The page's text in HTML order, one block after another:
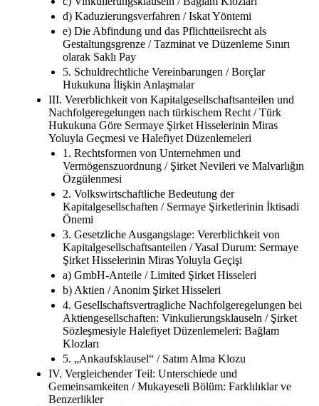
d) Kaduzierungsverfahren / Iskat Yöntemi
e) Die Abfindung und das Pflichtteilsrecht als
Gestaltungsgrenze / Tazminat ve Düzenleme Sınırı
olarak Saklı Pay
5. Schuldrechtliche Vereinbarungen / Borçlar
Hukukuna İlişkin Anlaşmalar
III. Vererblichkeit von Kapitalgesellschaftsanteilen und
Nachfolgeregelungen nach türkischem Recht / Türk
Hukukuna Göre Sermaye Şirket Hisselerinin Miras
Yoluyla Geçmesi ve Halefiyet Düzenlemeleri
1. Rechtsformen von Unternehmen und
Vermögenszuordnung / Şirket Nevileri ve Malvarlığın
Özgülenmesi
2. Volkswirtschaftliche Bedeutung der
Kapitalgesellschaften / Sermaye Şirketlerinin İktisadi
Önemi
3. Gesetzliche Ausgangslage: Vererblichkeit von
Kapitalgesellschaftsanteilen / Yasal Durum: Sermaye
Şirket Hisselerinin Miras Yoluyla Geçişi
a) GmbH-Anteile / Limited Şirket Hisseleri
b) Aktien / Anonim Şirket Hisseleri
4. Gesellschaftsvertragliche Nachfolgeregelungen bei
Aktiengesellschaften: Vinkulierungsklauseln / Şirket
Sözleşmesiyle Halefiyet Düzenlemeleri: Bağlam
Klozları
5. „Ankaufsklausel“ / Satım Alma Klozu
IV. Vergleichender Teil: Unterschiede und
Gemeinsamkeiten / Mukayeseli Bölüm: Farklılıklar ve
Benzerlikler